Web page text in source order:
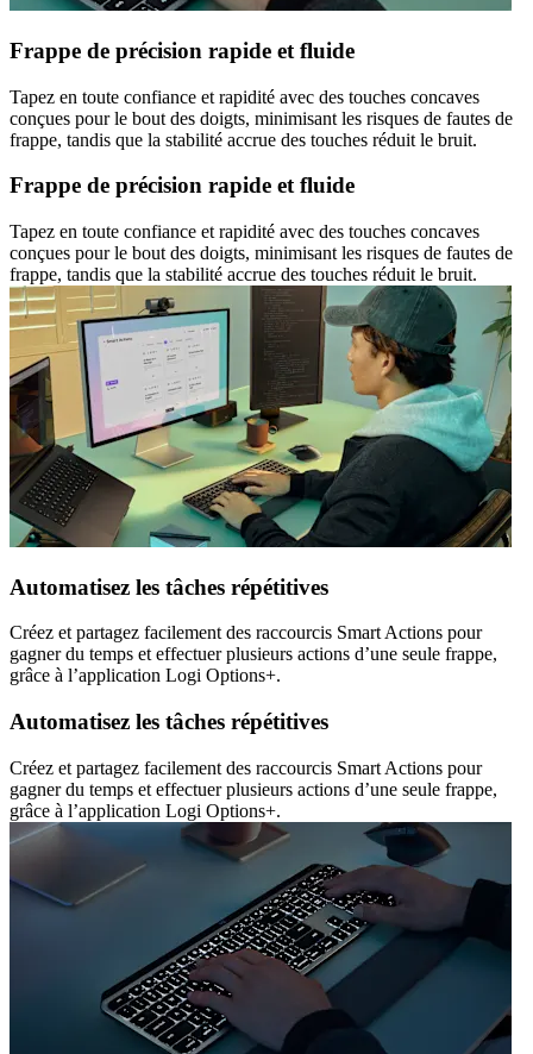
Frappe de précision rapide et fluide
Tapez en toute confiance et rapidité avec des touches concaves
conçues pour le bout des doigts, minimisant les risques de fautes de
frappe, tandis que la stabilité accrue des touches réduit le bruit.
Frappe de précision rapide et fluide
Tapez en toute confiance et rapidité avec des touches concaves
conçues pour le bout des doigts, minimisant les risques de fautes de
frappe, tandis que la stabilité accrue des touches réduit le bruit.
Automatisez les tâches répétitives
Créez et partagez facilement des raccourcis Smart Actions pour
gagner du temps et effectuer plusieurs actions d’une seule frappe,
grâce à l’application Logi Options+.
Automatisez les tâches répétitives
Créez et partagez facilement des raccourcis Smart Actions pour
gagner du temps et effectuer plusieurs actions d’une seule frappe,
grâce à l’application Logi Options+.